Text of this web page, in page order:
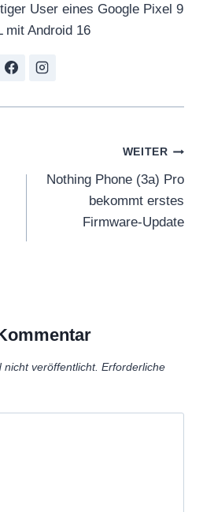
User eines Google Pixel 9
mit Android 16
WEITER
Nothing Phone (3a) Pro
bekommt erstes
Firmware-Update
veröffentlicht. Erforderliche